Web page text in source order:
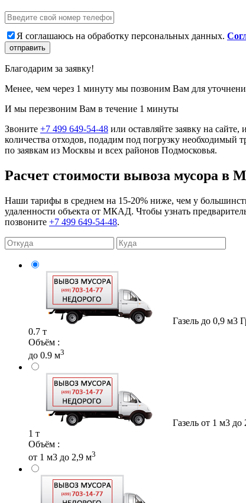
Я соглашаюсь на обработку персональных данных.
отправить
Благодарим за заявку!
Менее, чем через 1 минуту мы позвоним Вам для
И мы перезвоним Вам в течение 1 минуты
Звоните +7 499 649-54-48 или оставляйте заявку на
количества отходов, подадим под погрузку
по заявкам из Москвы и всех районов Подмосковья.
Расчет стоимости вывоза мусора в
Наши тарифы в среднем на 15-20% ниже, чем у
удаленности объекта от МКАД. Чтобы узнать
позвоните +7 499 649-54-48.
Газель до 0,9 м3
0.7 т
Объём :
до 0.9 м3
Газель от 1 м3 до
1 т
Объём :
от 1 м3 до 2,9 м3